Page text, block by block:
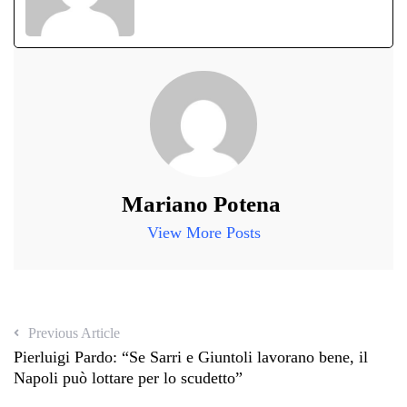
Mariano Potena
View More Posts
Previous Article
Pierluigi Pardo: “Se Sarri e Giuntoli lavorano bene, il
Napoli può lottare per lo scudetto”